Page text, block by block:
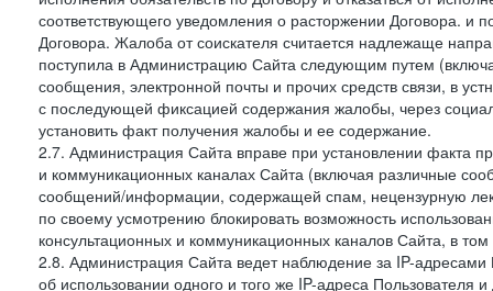
соответствующего уведомления о расторжении Договора. и
Договора. Жалоба от соискателя считается надлежаще
поступила в Администрацию Сайта следующим путем
сообщения, электронной почты и прочих средств связи, в
с последующей фиксацией содержания жалобы, через
установить факт получения жалобы и ее содержание.
2.7. Администрация Сайта вправе при установлении факта
и коммуникационных каналах Сайта (включая различные
сообщений/информации, содержащей спам, нецензурную
по своему усмотрению блокировать возможность
консультационных и коммуникационных каналов Сайта, в
2.8. Администрация Сайта ведет наблюдение за IP-
об использовании одного и того же IP-адреса Пользователя